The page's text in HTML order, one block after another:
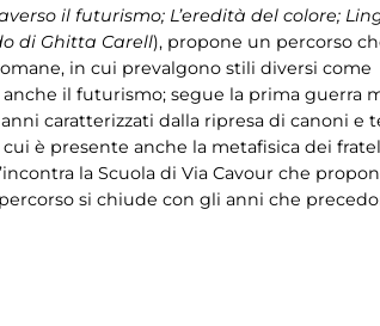
il futurismo; L’eredità del colore;
di Ghitta Carell), propone un percorso
in cui prevalgono stili diversi come
anche il futurismo; segue la prima guerra
caratterizzati dalla ripresa di canoni e
è presente anche la metafisica dei
la Scuola di Via Cavour che
si chiude con gli anni che